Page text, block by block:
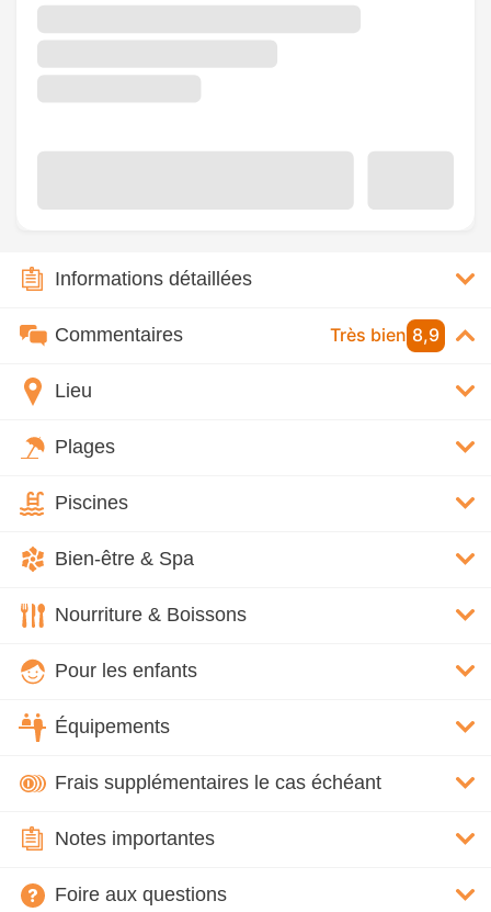
Informations détaillées
Commentaires Très bien 8,9
Lieu
Plages
Piscines
Bien-être & Spa
Nourriture & Boissons
Pour les enfants
Équipements
Frais supplémentaires le cas échéant
Notes importantes
Foire aux questions